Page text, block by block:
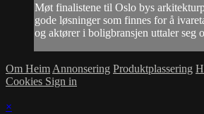
Møt finalistene til Oslo bys
gode løsninger som finnes for å
og aktører i boligbransjen uttaler seg
Om Heim Annonsering Produktplassering
Cookies Sign in
×